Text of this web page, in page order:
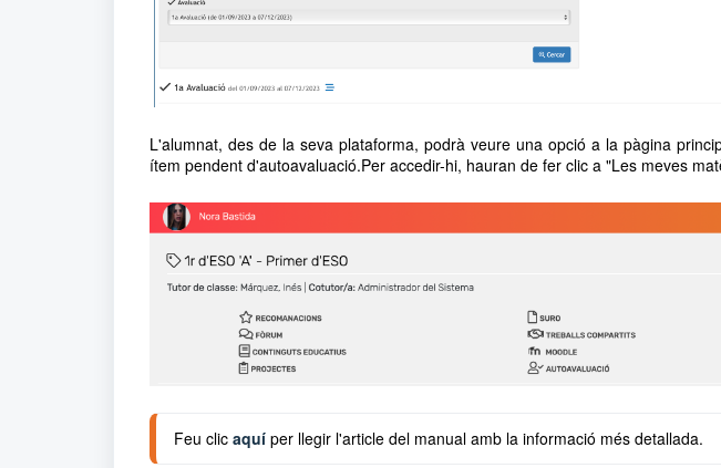
L'alumnat, des de la seva plataforma, podrà veure una opció a la pàgina
ítem pendent d'autoavaluació.Per accedir-hi, hauran de fer clic a "Les meves
Feu clic aquí per llegir l'article del manual amb la informació més detallada.